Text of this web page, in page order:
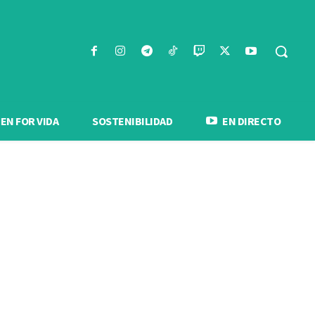
FOR VIDA SOSTENIBILIDAD EN DIRECTO